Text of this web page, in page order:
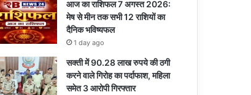
आज का राशिफल 7 अगस्त 2026:
मेष से मीन तक सभी 12 राशियों का
दैनिक भविष्यफल
1 day ago
सक्ती में 90.28 लाख रुपये की ठगी
करने वाले गिरोह का पर्दाफाश, महिला
समेत 3 आरोपी गिरफ्तार